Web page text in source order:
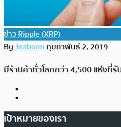
ข่าว Ripple (XRP)
ByJiraboonกุมภาพันธ์ 2, 2019
มีร้านค้าทั่วโลกกว่า 4,500 แห่งที่รั
เป้าหมายของเรา